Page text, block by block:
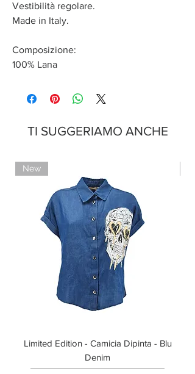
Vestibilità regolare.
Made in Italy.
Composizione:
100% Lana
TI SUGGERIAMO ANCHE
New
Limited Edition - Camicia Dipinta - Blu
Denim